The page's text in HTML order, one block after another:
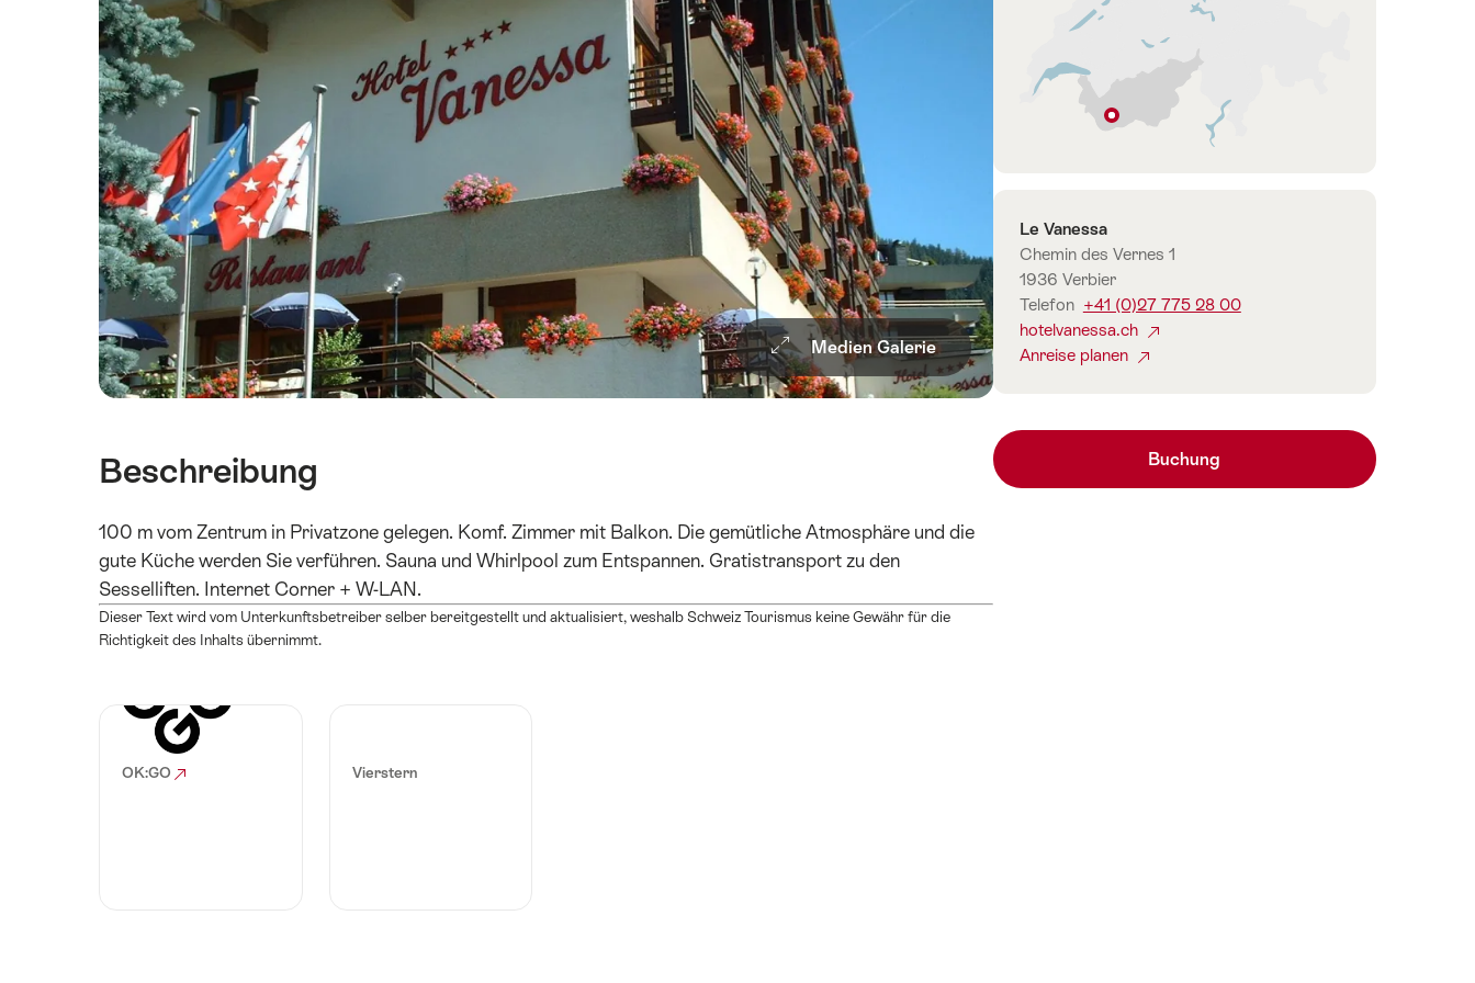
Medien Galerie
Beschreibung
100 m vom Zentrum in Privatzone gelegen. Komf. Zimmer mit Balkon. Die gemütliche Atmosphäre und die
gute Küche werden Sie verführen. Sauna und Whirlpool zum Entspannen. Gratistransport zu den
Sesselliften. Internet Corner + W-LAN.
Dieser Text wird vom Unterkunftsbetreiber selber bereitgestellt und aktualisiert, weshalb Schweiz Tourismus keine Gewähr für die
Richtigkeit des Inhalts übernimmt.
OK:GO Vierstern
Verbier
Kontakt
Le Vanessa
Chemin des Vernes 1
1936 Verbier
Telefon +41 (0)27 775 28 00
hotelvanessa.ch
Anreise planen
Buchung